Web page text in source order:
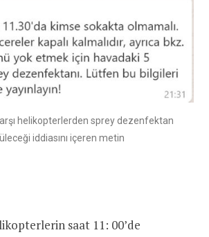
helikopterlerden sprey dezenfektan
iddiasını içeren metin
saat 11: 00’de